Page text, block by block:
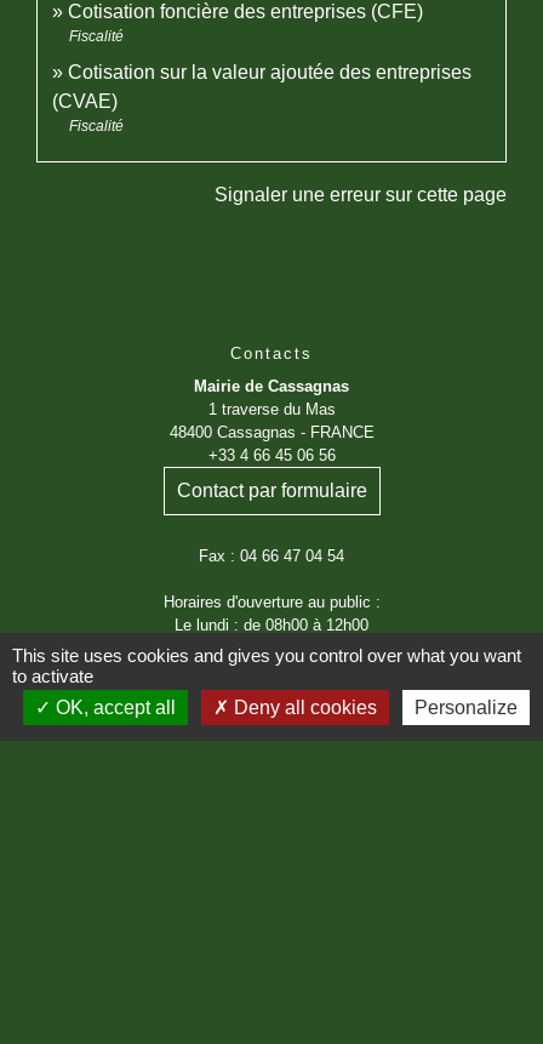
Cotisation foncière des entreprises (CFE)
Fiscalité
Cotisation sur la valeur ajoutée des entreprises
(CVAE)
Fiscalité
Signaler une erreur sur cette page
Contacts
Mairie de Cassagnas
1 traverse du Mas
48400 Cassagnas - FRANCE
+33 4 66 45 06 56
Contact par formulaire
Fax : 04 66 47 04 54
Horaires d'ouverture au public :
Le lundi : de 08h00 à 12h00
Le jeudi : de 08h00 à 12h00
This site uses cookies and gives you control over what you want
to activate
OK, accept all
Deny all cookies Personalize